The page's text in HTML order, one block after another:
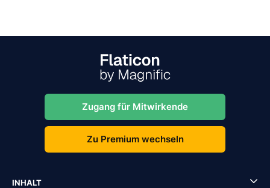
Zugang für Mitwirkende
Zu Premium wechseln
INHALT